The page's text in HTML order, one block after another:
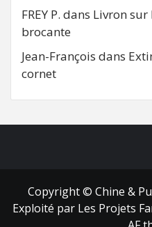
FREY P. dans Livron sur
brocante
Jean-François dans
cornet
Copyright © Chine &
Exploité par Les Projets